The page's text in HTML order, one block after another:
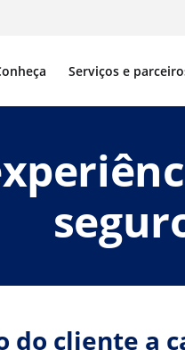
Serviços e
do cliente a